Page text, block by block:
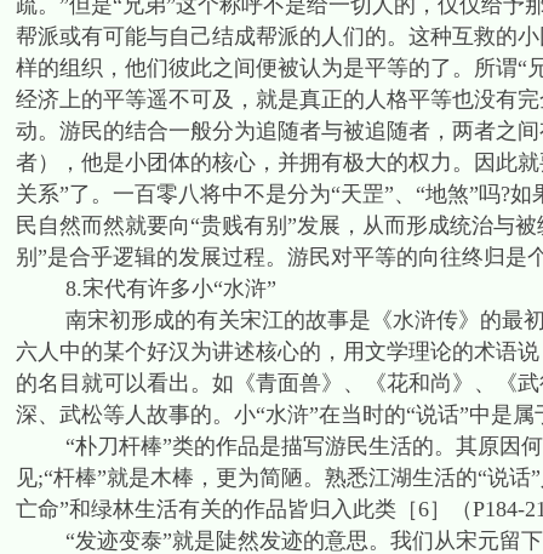
疏。”但是“兄弟”这个称呼不是给一切人的，仅仅给
帮派或有可能与自己结成帮派的人们的。这种互救的
样的组织，他们彼此之间便被认为是平等的了。所谓
经济上的平等遥不可及，就是真正的人格平等也没有
动。游民的结合一般分为追随者与被追随者，两者之
者），他是小团体的核心，并拥有极大的权力。因此
关系”了。一百零八将中不是分为“天罡”、“地煞”吗?
民自然而然就要向“贵贱有别”发展，从而形成统治与
别”是合乎逻辑的发展过程。游民对平等的向往终归是
8.宋代有许多小“水浒”
南宋初形成的有关宋江的故事是《水浒传》的最初
六人中的某个好汉为讲述核心的，用文学理论的术语
的名目就可以看出。如《青面兽》、《花和尚》、《
深、武松等人故事的。小“水浒”在当时的“说话”中是
“朴刀杆棒”类的作品是描写游民生活的。其原因何
见;“杆棒”就是木棒，更为简陋。熟悉江湖生活的“说
亡命”和绿林生活有关的作品皆归入此类［6］（P184-
“发迹变泰”就是陡然发迹的意思。我们从宋元留下